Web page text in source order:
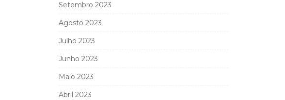
Setembro 2023
Agosto 2023
Julho 2023
Junho 2023
Maio 2023
Abril 2023